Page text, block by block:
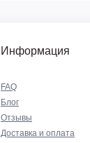
Информация
FAQ
Блог
Отзывы
Доставка и оплата